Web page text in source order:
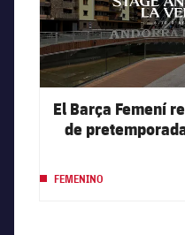
El Barça Femení
de
FEMENINO